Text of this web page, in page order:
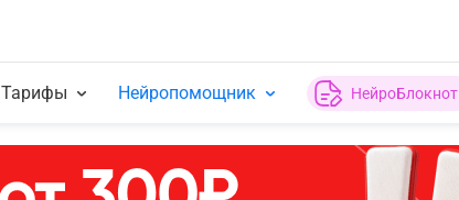
Тарифы Нейропомощник НейроБлокнот